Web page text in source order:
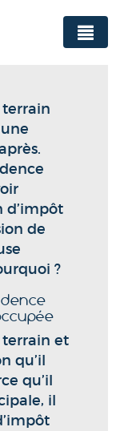
d’impôt
de
?
et
qu’il
qu’il
il